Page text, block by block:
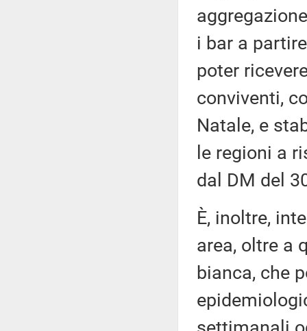
i bar a
poter
conviventi,
Natale, e
le regioni a
dal DM del
È, inoltre,
area, oltre a
bianca, che